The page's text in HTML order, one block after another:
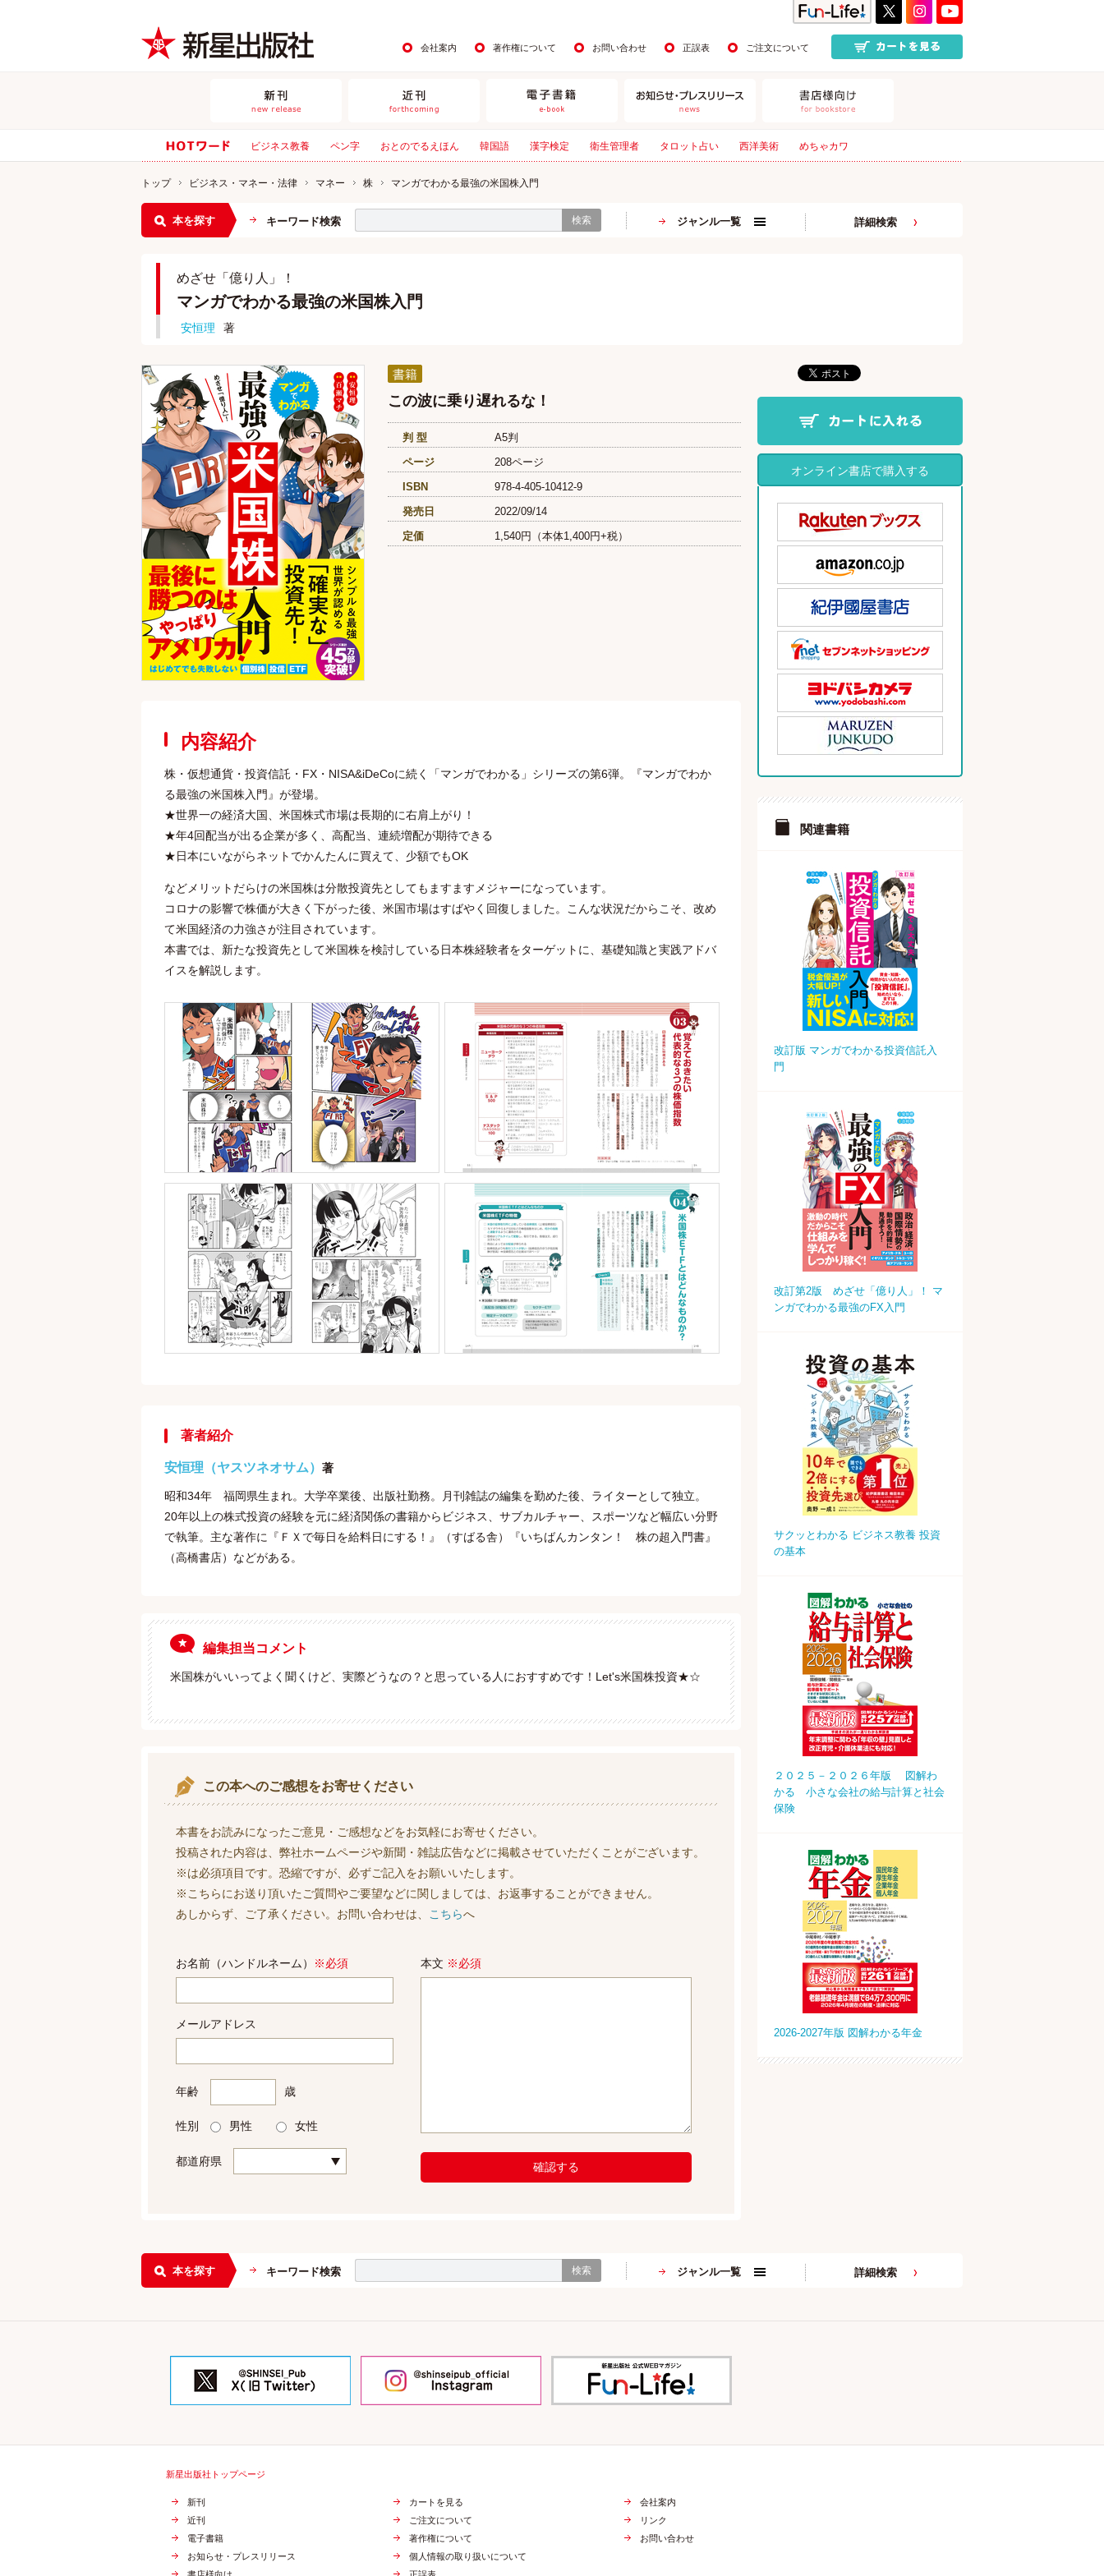
会社案内 著作権について お問い合わせ 正誤表 ご注文について
ビジネス教養 ペン字 おとのでるえほん 韓国語 漢字検定 衛生管理者 タロット占い 西洋美術 めちゃカワ
トップ ビジネス・マネー・法律 マネー 株 マンガでわかる最強の米国株入門
本を探す キーワード検索 検索 ジャンル一覧 詳細検索
めざせ「億り人」！
マンガでわかる最強の米国株入門
安恒理 著
書籍
この波に乗り遅れるな！
判 型
A5判
ページ
208ページ
ISBN
978-4-405-10412-9
発売日
2022/09/14
定価
1,540円（本体1,400円+税）
内容紹介
株・仮想通貨・投資信託・FX・NISA&iDeCoに続く「マンガでわかる」シリーズの第6弾。『マンガでわか
る最強の米国株入門』が登場。
★世界一の経済大国、米国株式市場は長期的に右肩上がり！
★年4回配当が出る企業が多く、高配当、連続増配が期待できる
★日本にいながらネットでかんたんに買えて、少額でもOK
などメリットだらけの米国株は分散投資先としてもますますメジャーになっています。
コロナの影響で株価が大きく下がった後、米国市場はすばやく回復しました。こんな状況だからこそ、改め
て米国経済の力強さが注目されています。
本書では、新たな投資先として米国株を検討している日本株経験者をターゲットに、基礎知識と実践アドバ
イスを解説します。
著者紹介
安恒理（ヤスツネオサム） 著
昭和34年 福岡県生まれ。大学卒業後、出版社勤務。月刊雑誌の編集を勤めた後、ライターとして独立。
20年以上の株式投資の経験を元に経済関係の書籍からビジネス、サブカルチャー、スポーツなど幅広い分野
で執筆。主な著作に『ＦＸで毎日を給料日にする！』（すばる舎）『いちばんカンタン！ 株の超入門書』
（高橋書店）などがある。
編集担当コメント
米国株がいいってよく聞くけど、実際どうなの？と思っている人におすすめです！Let's米国株投資★☆
この本へのご感想をお寄せください
本書をお読みになったご意見・ご感想などをお気軽にお寄せください。
投稿された内容は、弊社ホームページや新聞・雑誌広告などに掲載させていただくことがございます。
※は必須項目です。恐縮ですが、必ずご記入をお願いいたします。
※こちらにお送り頂いたご質問やご要望などに関しましては、お返事することができません。
あしからず、ご了承ください。お問い合わせは、
こちらへ
お名前（ハンドルネーム） ※必須
メールアドレス
年齢 歳
性別 男性 女性
都道府県
本文 ※必須
確認する
オンライン書店で購入する
関連書籍
改訂版 マンガでわかる投資信託入
門
改訂第2版 めざせ「億り人」！ マ
ンガでわかる最強のFX入門
サクッとわかる ビジネス教養 投資
の基本
２０２５－２０２６年版 図解わ
かる 小さな会社の給与計算と社会
保険
2026-2027年版 図解わかる年金
本を探す キーワード検索 検索 ジャンル一覧 詳細検索
新星出版社トップページ
新刊
近刊
電子書籍
お知らせ・プレスリリース
カートを見る
ご注文について
著作権について
個人情報の取り扱いについて
会社案内
リンク
お問い合わせ